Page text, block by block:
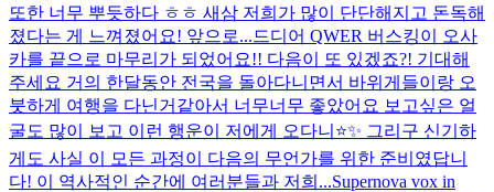
또한 너무 뿌듯하다 ㅎㅎ 새삼 저희가 많이 단단해지고 돈독해
졌다는 게 느껴졌어요! 앞으로...드디어 QWER 버스킹이 오사
카를 끝으로 마무리가 되었어요!! 다음이 또 있겠죠?! 기대해
주세요 거의 한달동안 전국을 돌아다니면서 바위게들이랑 오
붓하게 여행을 다닌거같아서 너무너무 좋았어요 보고싶은 얼
굴도 많이 보고 이런 행운이 저에게 오다니⭐️✨ 그리구 신기하
게도 사실 이 모든 과정이 다음의 무언가를 위한 준비였답니
다! 이 역사적인 순간에 여러분들과 저희...Supernova vox in